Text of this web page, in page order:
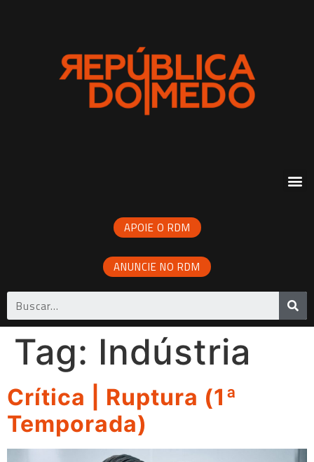
APOIE O RDM
ANUNCIE NO RDM
Tag: Indústria
Crítica | Ruptura (1ª
Temporada)